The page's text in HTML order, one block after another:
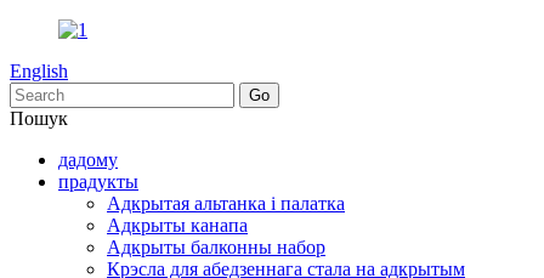
English
Пошук
дадому
прадукты
Адкрытая альтанка і палатка
Адкрыты канапа
Адкрыты балконны набор
Крэсла для абедзеннага стала на адкрытым